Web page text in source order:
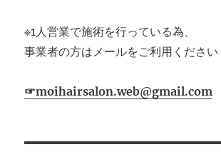
※1人営業で施術を行っている為、
事業者の方はメールをご利用ください
☞moihairsalon.web@gmail.com